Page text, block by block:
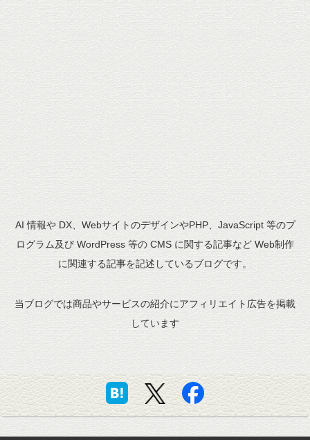
AI 情報や DX、WebサイトのデザインやPHP、JavaScript 等のプ
ログラム及び WordPress 等の CMS に関する記事など Web制作
に関連する記事を記述しているブログです。
当ブログでは商品やサービスの紹介にアフィリエイト広告を掲載
しています